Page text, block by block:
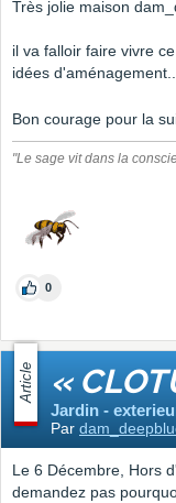
Très jolie maison
il va falloir faire vivre
idées
Bon courage pour la
"Le sage vit dans la
0
Article «
Jardin -
Par
Le 6 Décembre, Hors
demandez pas